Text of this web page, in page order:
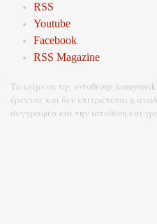
RSS
Youtube
Facebook
RSS Magazine
Τα κείμενα της ιστοθέσης
έρευνας και δεν επιτρέπεται η
συγγραφέα και την ιστοθέση και